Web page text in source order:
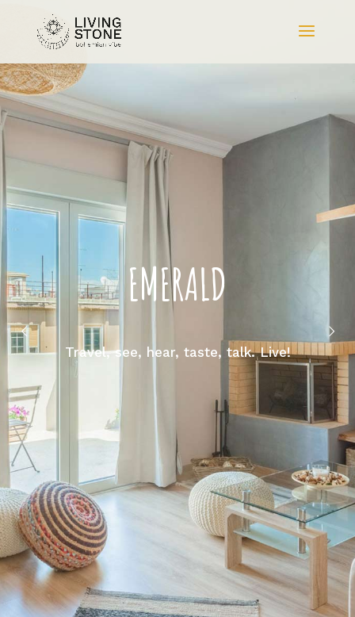
EMERALD
Travel, see, hear, taste, talk. Live!